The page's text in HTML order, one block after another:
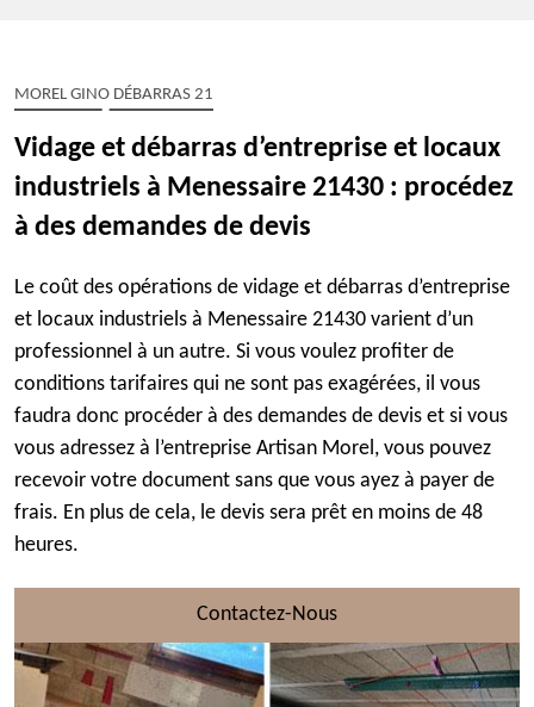
MOREL GINO DÉBARRAS 21
Vidage et débarras d’entreprise et locaux
industriels à Menessaire 21430 : procédez
à des demandes de devis
Le coût des opérations de vidage et débarras d’entreprise
et locaux industriels à Menessaire 21430 varient d’un
professionnel à un autre. Si vous voulez profiter de
conditions tarifaires qui ne sont pas exagérées, il vous
faudra donc procéder à des demandes de devis et si vous
vous adressez à l’entreprise Artisan Morel, vous pouvez
recevoir votre document sans que vous ayez à payer de
frais. En plus de cela, le devis sera prêt en moins de 48
heures.
Contactez-Nous